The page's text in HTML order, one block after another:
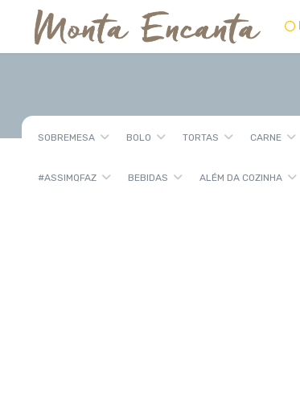
SOBREMESA BOLO TORTAS CARNE
#ASSIMQFAZ BEBIDAS ALÉM DA COZINHA